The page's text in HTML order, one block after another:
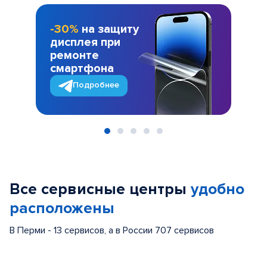
-30% на защиту
дисплея при
ремонте
смартфона
Подробнее
Все сервисные центры удобно
расположены
В Перми - 13 сервисов, а в России 707 сервисов